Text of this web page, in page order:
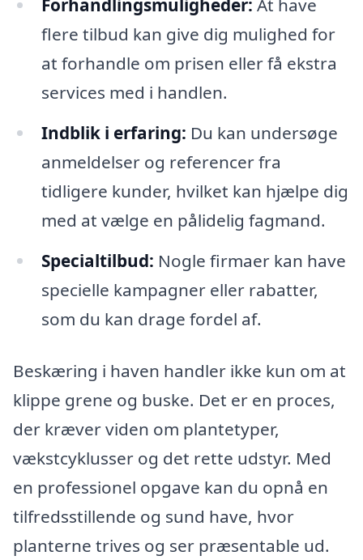
Forhandlingsmuligheder: At have
flere tilbud kan give dig mulighed for
at forhandle om prisen eller få ekstra
services med i handlen.
Indblik i erfaring: Du kan undersøge
anmeldelser og referencer fra
tidligere kunder, hvilket kan hjælpe dig
med at vælge en pålidelig fagmand.
Specialtilbud: Nogle firmaer kan have
specielle kampagner eller rabatter,
som du kan drage fordel af.
Beskæring i haven handler ikke kun om at
klippe grene og buske. Det er en proces,
der kræver viden om plantetyper,
vækstcyklusser og det rette udstyr. Med
en professionel opgave kan du opnå en
tilfredsstillende og sund have, hvor
planterne trives og ser præsentable ud.